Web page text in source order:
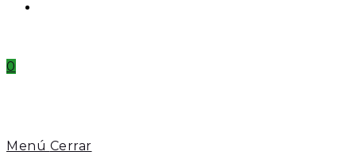
0
Menú Cerrar